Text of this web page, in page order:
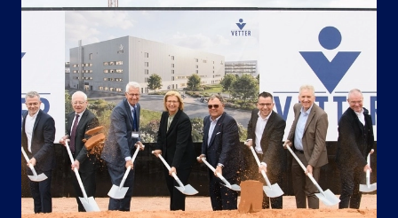
Standorte
News &Insights
Karriere